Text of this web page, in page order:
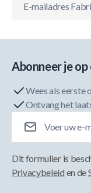
E-mailadres
Abonneer je
Wees als eerste
Ontvang het
Dit formulier is
Privacybeleid en de